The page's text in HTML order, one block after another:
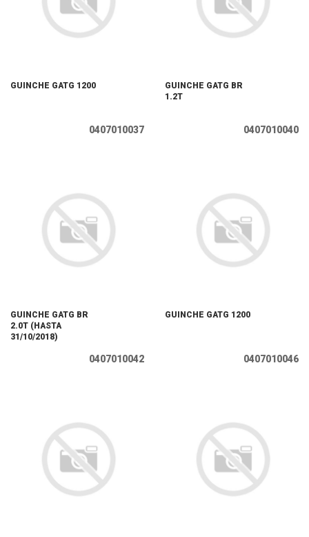
GUINCHE GATG 1200
0407010037
GUINCHE GATG BR
1.2T
0407010040
GUINCHE GATG BR
2.0T (HASTA
31/10/2018)
0407010042
GUINCHE GATG 1200
0407010046